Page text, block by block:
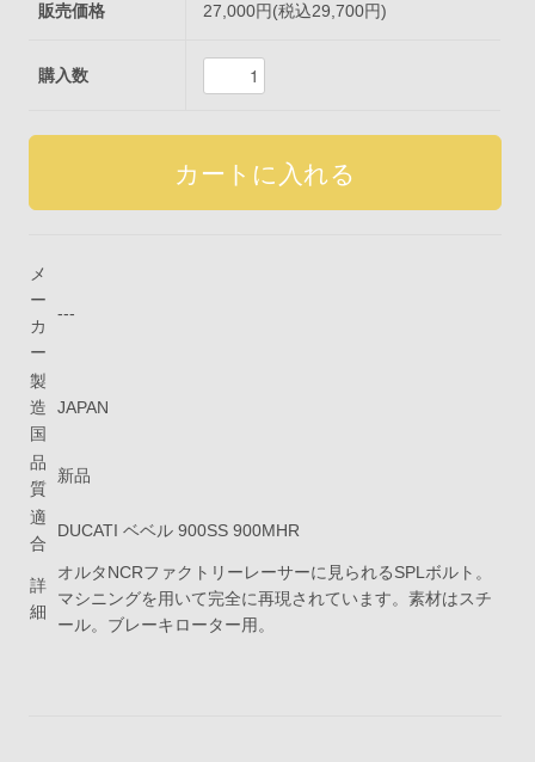
販売価格 27,000円(税込29,700円)
購入数
メ
ー
カ
ー
---
製
造
国
JAPAN
品
質
新品
適
合
DUCATI ベベル 900SS 900MHR
詳
細
オルタNCRファクトリーレーサーに見られるSPLボルト。
マシニングを用いて完全に再現されています。素材はスチ
ール。ブレーキローター用。